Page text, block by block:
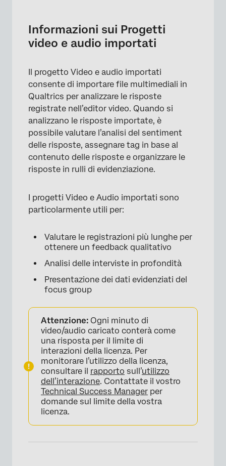
Impostazione di un progetto video e audio
importato
Libreria audio e video
Visualizzazione di una singola risposta
Trascrizione e analisi del sentiment
Capitoli
Creazione di un clip
Creatore di Evidenziazioni TESTO
Informazioni sui Progetti
video e audio importati
Il progetto Video e audio importati
consente di importare file multimediali in
Qualtrics per analizzare le risposte
registrate nell’editor video. Quando si
analizzano le risposte importate, è
possibile valutare l’analisi del sentiment
delle risposte, assegnare tag in base al
contenuto delle risposte e organizzare le
risposte in rulli di evidenziazione.
I progetti Video e Audio importati sono
particolarmente utili per:
Valutare le registrazioni più lunghe per
ottenere un feedback qualitativo
Analisi delle interviste in profondità
Presentazione dei dati evidenziati del
focus group
Attenzione: Ogni minuto di
video/audio caricato conterà come
una risposta per il limite di
interazioni della licenza. Per
monitorare l’utilizzo della licenza,
consultare il rapporto sull’utilizzo
dell’interazione. Contattate il vostro
Technical Success Manager per
domande sul limite della vostra
licenza.